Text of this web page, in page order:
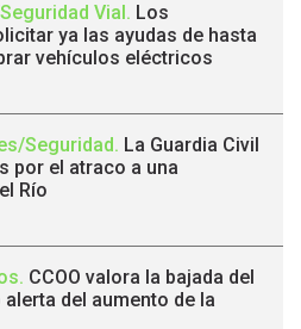
Vial . Los
ya las ayudas de hasta
vehículos eléctricos
Seguridad. La Guardia Civil
por el atraco a una
Río
. CCOO valora la bajada del
del aumento de la